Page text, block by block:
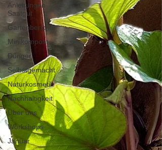
Anleitungen
Saatgut
Gartenberichte
Minikompost
Dünger
Selbstgemacht
Naturkosmetik
Nachhaltigkeit
Über uns
Workshops
Januar